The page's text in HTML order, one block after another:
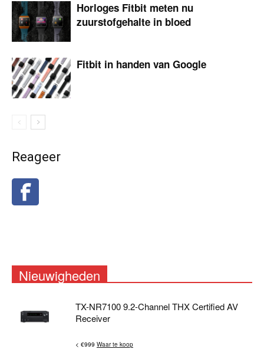
Horloges Fitbit meten nu
zuurstofgehalte in bloed
Fitbit in handen van Google
Reageer
Nieuwigheden
TX-NR7100 9.2-Channel THX Certified AV
Receiver
< €999 Waar te koop